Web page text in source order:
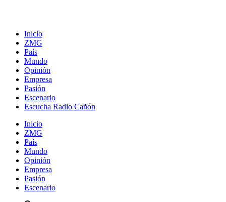
Inicio
ZMG
País
Mundo
Opinión
Empresa
Pasión
Escenario
Escucha Radio Cañón
Inicio
ZMG
País
Mundo
Opinión
Empresa
Pasión
Escenario